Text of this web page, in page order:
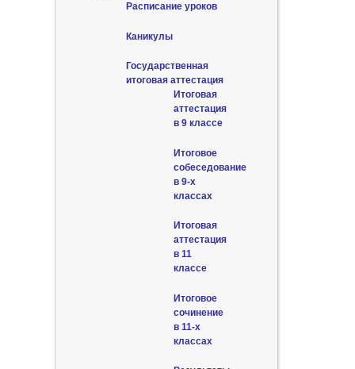
Расписание уроков
Каникулы
Государственная
итоговая аттестация
Итоговая
аттестация
в 9 классе
Итоговое
собеседование
в 9-х
классах
Итоговая
аттестация
в 11
классе
Итоговое
сочинение
в 11-х
классах